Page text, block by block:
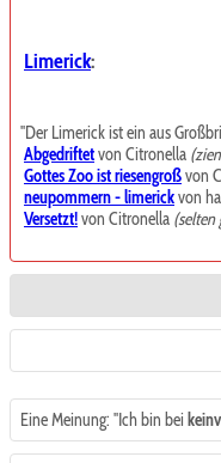
Limerick:
"Der Limerick ist ein aus
Abgedriftetvon Citronella
Gottes Zoo ist riesengroßvon
neupommern - limerickvon
Versetzt!von Citronella (selten
Eine Meinung: "Ich bin bei